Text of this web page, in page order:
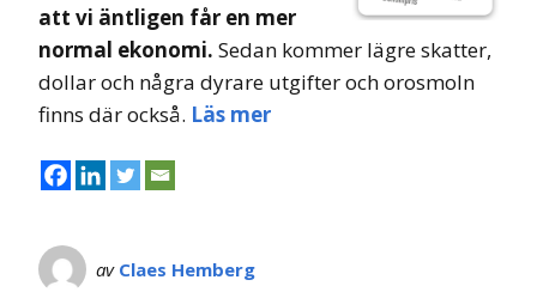
att vi äntligen får en mer
normal ekonomi. Sedan kommer lägre skatter,
dollar och några dyrare utgifter och orosmoln
finns där också. Läs mer
av Claes Hemberg